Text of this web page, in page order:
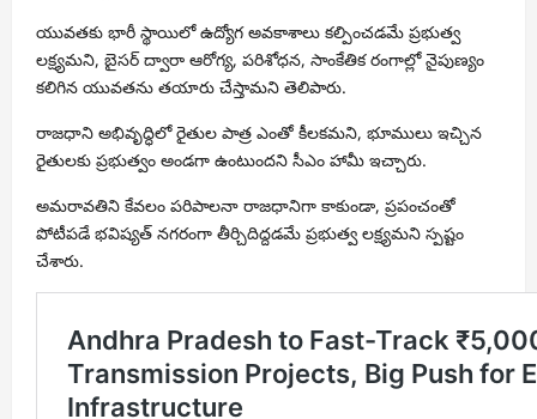
యువతకు భారీ స్థాయిలో ఉద్యోగ అవకాశాలు కల్పించడమే ప్రభుత్వ
లక్ష్యమని, బైసర్ ద్వారా ఆరోగ్య, పరిశోధన, సాంకేతిక రంగాల్లో నైపుణ్యం
కలిగిన యువతను తయారు చేస్తామని తెలిపారు.
రాజధాని అభివృద్ధిలో రైతుల పాత్ర ఎంతో కీలకమని, భూములు ఇచ్చిన
రైతులకు ప్రభుత్వం అండగా ఉంటుందని సీఎం హామీ ఇచ్చారు.
అమరావతిని కేవలం పరిపాలనా రాజధానిగా కాకుండా, ప్రపంచంతో
పోటీపడే భవిష్యత్ నగరంగా తీర్చిదిద్దడమే ప్రభుత్వ లక్ష్యమని స్పష్టం
చేశారు.